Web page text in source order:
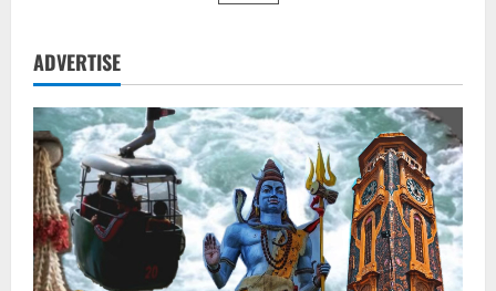
कॉर्नर
जारी
ADVERTISE